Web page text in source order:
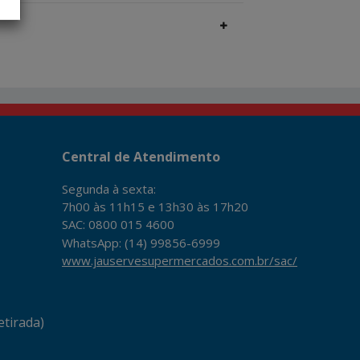
Central de Atendimento
Segunda à sexta:
7h00 às 11h15 e 13h30 às 17h20
SAC: 0800 015 4600
WhatsApp: (14) 99856-6999
www.jauservesupermercados.com.br/sac/